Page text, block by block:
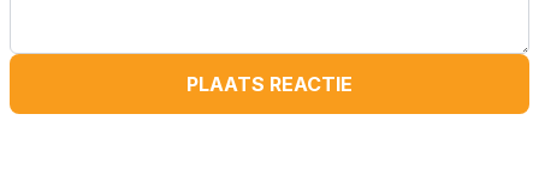
PLAATS REACTIE